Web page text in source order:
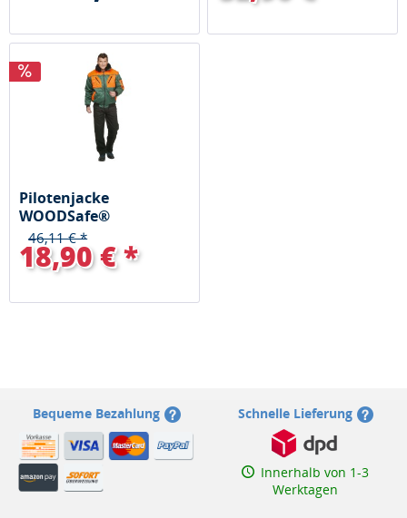
Pilotenjacke
WOODSafe®
grün/orange
46,11 € *
18,90 € *
Bequeme Bezahlung Schnelle Lieferung
Innerhalb von 1-3
Werktagen